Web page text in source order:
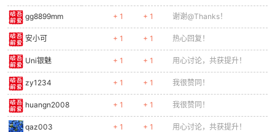
gg8899mm + 1 + 1 谢谢@Thanks！
安小可 + 1 + 1 热心回复！
Uni银魅 + 1 + 1 用心讨论，共获提升！
zy1234 + 1 + 1 我很赞同！
huangn2008 + 1 + 1 我很赞同！
qaz003 + 1 + 1 用心讨论，共获提升！